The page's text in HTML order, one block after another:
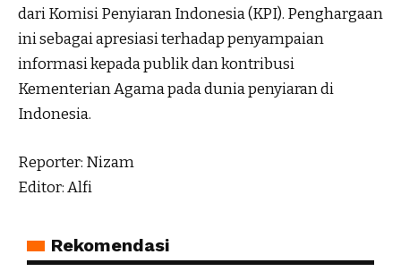
dari Komisi Penyiaran Indonesia (KPI). Penghargaan
ini sebagai apresiasi terhadap penyampaian
informasi kepada publik dan kontribusi
Kementerian Agama pada dunia penyiaran di
Indonesia.
Reporter: Nizam
Editor: Alfi
Rekomendasi